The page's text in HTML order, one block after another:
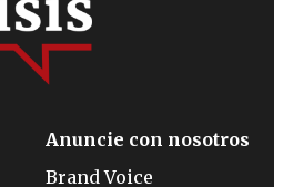
Anuncie con nosotros
Brand Voice